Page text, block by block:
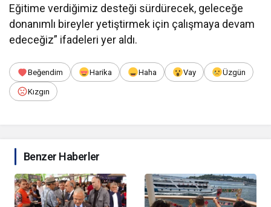
Eğitime verdiğimiz desteği sürdürecek, geleceğe
donanımlı bireyler yetiştirmek için çalışmaya devam
edeceğiz” ifadeleri yer aldı.
Beğendim Harika Haha Vay Üzgün
Kızgın
Benzer Haberler